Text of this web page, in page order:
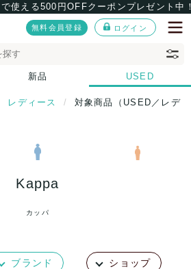
使える500円OFFクーポンプレゼント中
無料会員登録 ログイン
新品 USED
レディース
対象商品（USED／レデ
Kappa
カッパ
ブランド ショップ